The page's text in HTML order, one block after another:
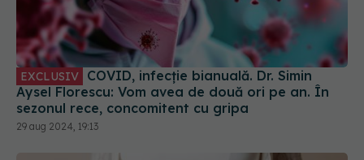
EXCLUSIV
Aysel Florescu: Vom avea de două ori pe an. În
sezonul rece, concomitent cu gripa
29 aug 2024, 19:13